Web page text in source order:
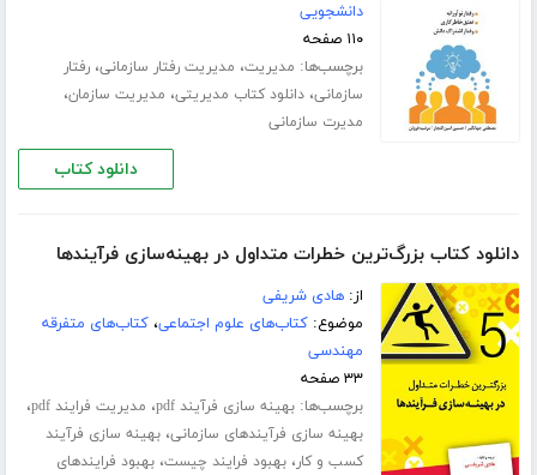
دانشجویی
۱۱۰ صفحه
برچسب‌ها: مدیریت، مدیریت رفتار سازمانی،رفتار
سازمانی،دانلود کتاب مدیریتی، مدیریت سازمان،
مدیرت سازمانی
دانلود کتاب
دانلود کتاب بزرگ‌ترین خطرات متداول در بهینه‌سازی فرآیندها
از:هادی شریفی
موضوع:کتاب‌های علوم اجتماعی،کتاب‌های متفرقه
مهندسی
۳۳ صفحه
برچسب‌ها:بهینه سازی فرآیند pdf ، مدیریت فرایند pdf ،
بهینه سازی فرآیندهای سازمانی،بهینه سازی فرآیند
کسب و کار،بهبود فرایند چیست،بهبود فرایندهای